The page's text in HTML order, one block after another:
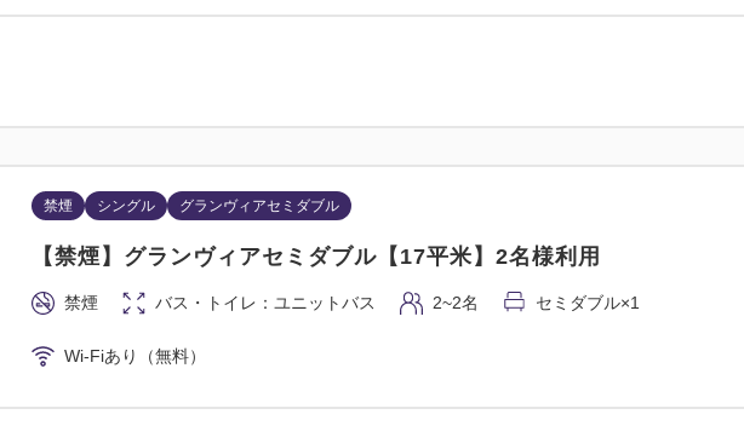
禁煙 シングル グランヴィアセミダブル
【禁煙】グランヴィアセミダブル【17平米】2名様利用
禁煙 バス・トイレ：ユニットバス 2~2名 セミダブル×1
Wi-Fiあり（無料）